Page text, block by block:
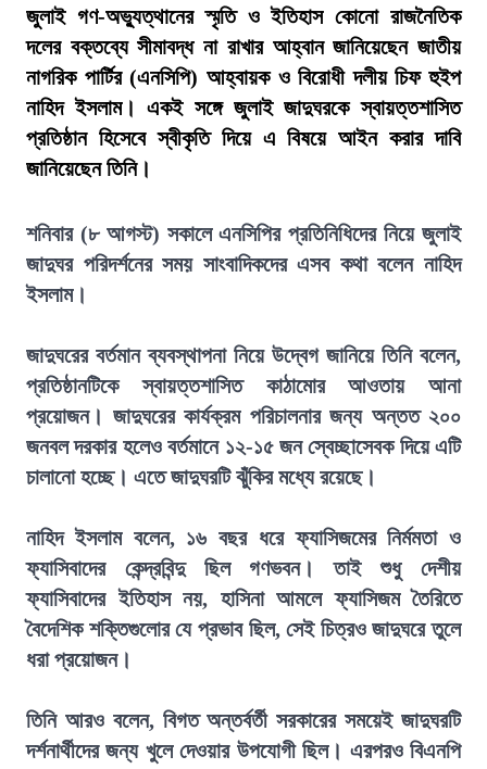
জুলাই গণ-অভ্যুত্থানের স্মৃতি ও ইতিহাস কোনো রাজনৈতিক
দলের বক্তব্যে সীমাবদ্ধ না রাখার আহ্বান জানিয়েছেন জাতীয়
নাগরিক পার্টির (এনসিপি) আহ্বায়ক ও বিরোধী দলীয় চিফ হুইপ
নাহিদ ইসলাম। একই সঙ্গে জুলাই জাদুঘরকে স্বায়ত্তশাসিত
প্রতিষ্ঠান হিসেবে স্বীকৃতি দিয়ে এ বিষয়ে আইন করার দাবি
জানিয়েছেন তিনি।
শনিবার (৮ আগস্ট) সকালে এনসিপির প্রতিনিধিদের নিয়ে জুলাই
জাদুঘর পরিদর্শনের সময় সাংবাদিকদের এসব কথা বলেন নাহিদ
ইসলাম।
জাদুঘরের বর্তমান ব্যবস্থাপনা নিয়ে উদ্বেগ জানিয়ে তিনি বলেন,
প্রতিষ্ঠানটিকে স্বায়ত্তশাসিত কাঠামোর আওতায় আনা
প্রয়োজন। জাদুঘরের কার্যক্রম পরিচালনার জন্য অন্তত ২০০
জনবল দরকার হলেও বর্তমানে ১২-১৫ জন স্বেচ্ছাসেবক দিয়ে এটি
চালানো হচ্ছে। এতে জাদুঘরটি ঝুঁকির মধ্যে রয়েছে।
নাহিদ ইসলাম বলেন, ১৬ বছর ধরে ফ্যাসিজমের নির্মমতা ও
ফ্যাসিবাদের কেন্দ্রবিন্দু ছিল গণভবন। তাই শুধু দেশীয়
ফ্যাসিবাদের ইতিহাস নয়, হাসিনা আমলে ফ্যাসিজম তৈরিতে
বৈদেশিক শক্তিগুলোর যে প্রভাব ছিল, সেই চিত্রও জাদুঘরে তুলে
ধরা প্রয়োজন।
তিনি আরও বলেন, বিগত অন্তর্বর্তী সরকারের সময়েই জাদুঘরটি
দর্শনার্থীদের জন্য খুলে দেওয়ার উপযোগী ছিল। এরপরও বিএনপি